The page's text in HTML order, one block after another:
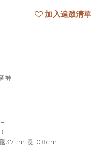
加入追蹤清單
褲
37cm 長108cm